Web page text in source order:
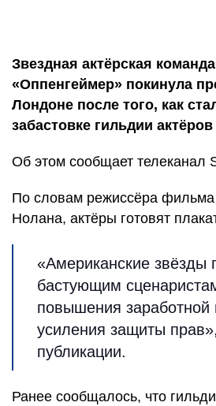
Звездная актёрская
«Оппенгеймер» покинула
Лондоне после того, как
забастовке гильдии
Об этом сообщает телеканал
По словам режиссёра
Нолана, актёры готовят
«Американские звёзды
бастующим
повышения заработной
усиления защиты
публикации.
Ранее сообщалось, что